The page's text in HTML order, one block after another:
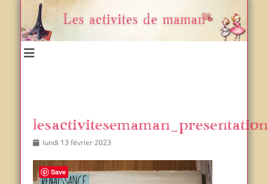
Postedlundi 13 février 2023
Save